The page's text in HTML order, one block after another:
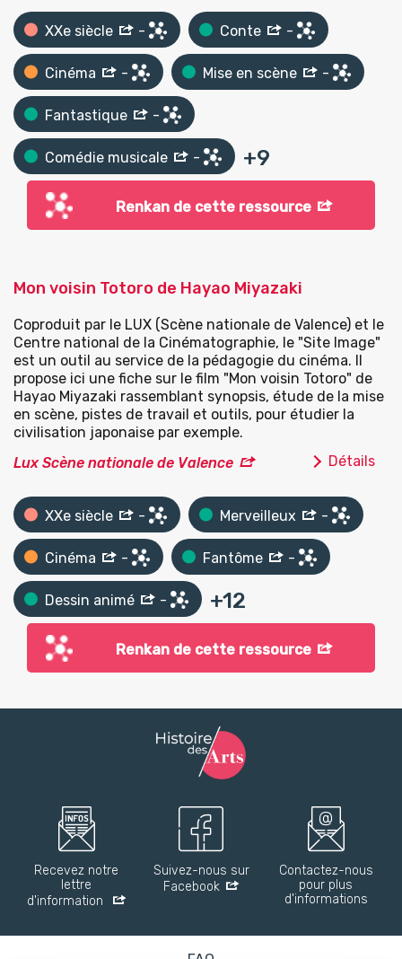
XXe siècle - Conte -
Cinéma - Mise en scène -
Fantastique -
Comédie musicale - +9
Renkan de cette ressource
Mon voisin Totoro de Hayao Miyazaki
Coproduit par le LUX (Scène nationale de Valence) et le
Centre national de la Cinématographie, le "Site Image"
est un outil au service de la pédagogie du cinéma. Il
propose ici une fiche sur le film "Mon voisin Totoro" de
Hayao Miyazaki rassemblant synopsis, étude de la mise
en scène, pistes de travail et outils, pour étudier la
civilisation japonaise par exemple.
Lux Scène nationale de Valence
Détails
XXe siècle - Merveilleux -
Cinéma - Fantôme -
Dessin animé - +12
Renkan de cette ressource
Recevez notre
lettre
d'information
Suivez-nous sur
Facebook
Contactez-nous
pour plus
d'informations